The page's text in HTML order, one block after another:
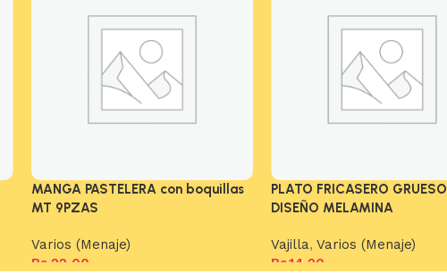
MANGA PASTELERA con boquillas
MT 9PZAS
Varios (Menaje)
Bs. 22,00
PLATO FRICASERO GRUESO
DISEÑO MELAMINA
Vajilla,Varios (Menaje)
Bs.14,20